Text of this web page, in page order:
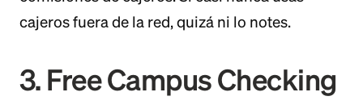
cajeros fuera de la red, quizá ni lo notes.
3. Free Campus Checking